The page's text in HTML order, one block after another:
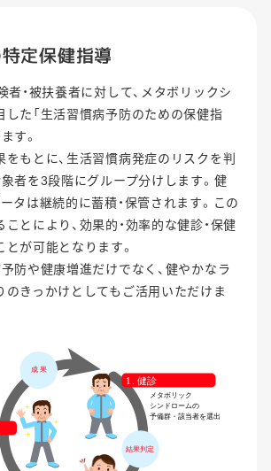
定保健指導
・被扶養者に対して、メタボリックシ
した「生活習慣病予防のための保健指
す。
をもとに、生活習慣病発症のリスクを判
象者を3段階にグループ分けします。健
タは継続的に蓄積・保管されます。この
とにより、効果的・効率的な健診・保健
が可能となります。
防や健康増進だけでなく、健やかなラ
のきっかけとしてもご活用いただけま